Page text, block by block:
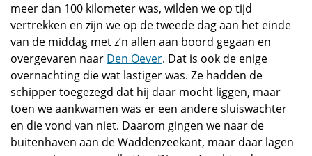
meer dan 100 kilometer was, wilden we op tijd
vertrekken en zijn we op de tweede dag aan het einde
van de middag met z’n allen aan boord gegaan en
overgevaren naar Den Oever. Dat is ook de enige
overnachting die wat lastiger was. Ze hadden de
schipper toegezegd dat hij daar mocht liggen, maar
toen we aankwamen was er een andere sluiswachter
en die vond van niet. Daarom gingen we naar de
buitenhaven aan de Waddenzeekant, maar daar lagen